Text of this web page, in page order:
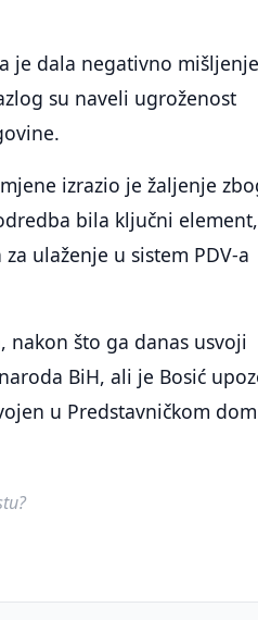
je dala negativno
su naveli ugroženost
izrazio je žaljenje
bila ključni
ulaženje u sistem PDV-a
što ga danas usvoji
BiH, ali je Bosić
u Predstavničkom